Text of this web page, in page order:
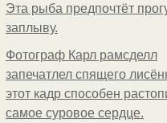
Эта рыба предпочтёт
заплыву.
Фотограф Карл рамсделл
запечатлел спящего
этот кадр способен
самое суровое сердце.